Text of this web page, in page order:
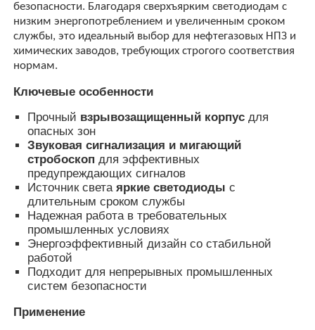
контроль качества
контактные данные
Отправить запрос
Взрывозащищенное освещение
Взрывозащищенный свет сигнала тревоги
взрывозащищенный вентилятор
Коробка, защищенная от взрывов
взрывозащищенный переключатель
безопасности. Благодаря сверхъярким светодиодам с
низким энергопотреблением и увеличенным сроком
службы, это идеальный выбор для нефтегазовых НПЗ и
химических заводов, требующих строгого соответствия
нормам.
Ключевые особенности
Прочный взрывозащищенный корпус для
опасных зон
Звуковая сигнализация и мигающий
стробоскоп для эффективных
предупреждающих сигналов
Источник светаяркие светодиоды с
длительным сроком службы
Надежная работа в требовательных
промышленных условиях
Энергоэффективный дизайн со стабильной
работой
Подходит для непрерывных промышленных
систем безопасности
Применение